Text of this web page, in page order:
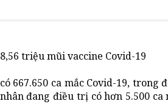
triệu mũi vaccine Covid-19
667.650 ca mắc Covid-19,
đang điều trị có hơn 5.500